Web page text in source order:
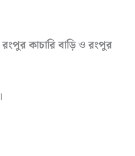
রংপুর কাচারি বাড়িওরংপুর